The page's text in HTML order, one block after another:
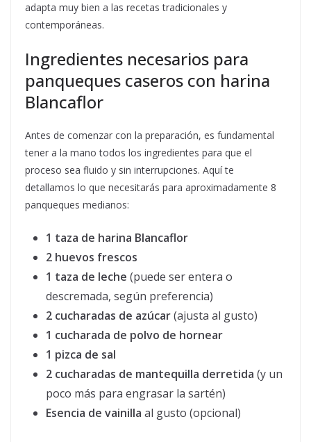
adapta muy bien a las recetas tradicionales y
contemporáneas.
Ingredientes necesarios para
panqueques caseros con harina
Blancaflor
Antes de comenzar con la preparación, es fundamental
tener a la mano todos los ingredientes para que el
proceso sea fluido y sin interrupciones. Aquí te
detallamos lo que necesitarás para aproximadamente 8
panqueques medianos:
1 taza de harina Blancaflor
2 huevos frescos
1 taza de leche (puede ser entera o
descremada, según preferencia)
2 cucharadas de azúcar(ajusta al gusto)
1 cucharada de polvo de hornear
1 pizca de sal
2 cucharadas de mantequilla derretida (y un
poco más para engrasar la sartén)
Esencia de vainilla al gusto (opcional)